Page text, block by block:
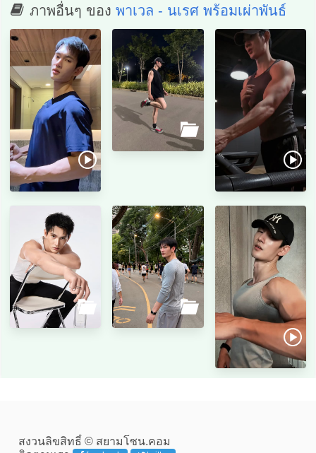
ภาพอื่นๆ ของ พาเวล - นเรศ พร้อมเผ่าพันธ์
สงวนลิขสิทธิ์ © สยามโซน.คอม